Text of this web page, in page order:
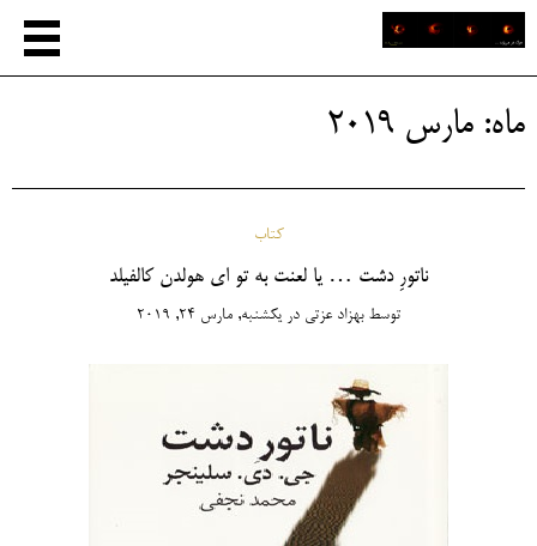
ماه: مارس 2019
کتاب
ناتورِ دشت … یا لعنت به تو ای هولدن کالفیلد
توسطبهزاد عزتی در یکشنبه, مارس 24, 2019